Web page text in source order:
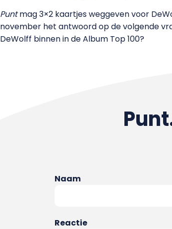
Puntmag 3×2 kaartjes weggeven voor
november het antwoord op de volgende
DeWolff binnen in de Album Top 100?
Naam
Reactie